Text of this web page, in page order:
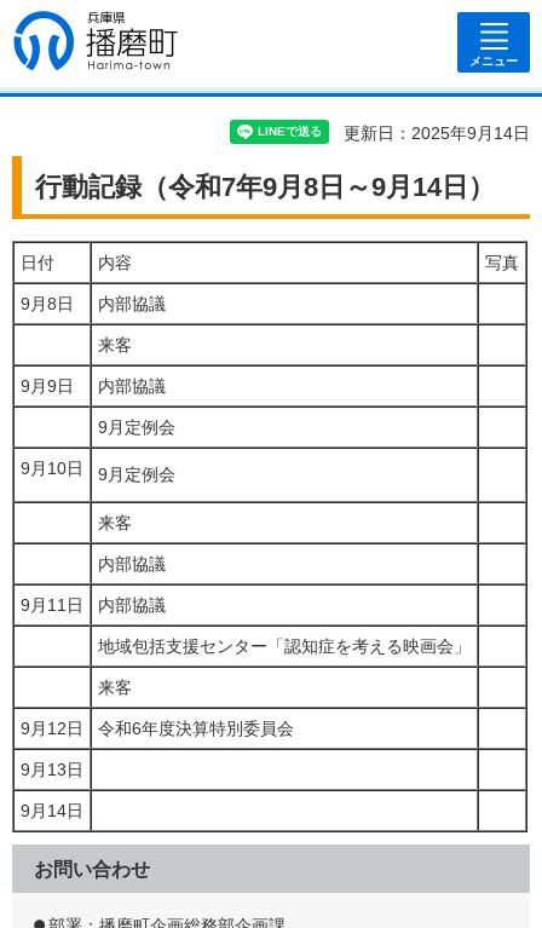
兵庫県 播磨
町
メニュー
更新日：2025年9月14日
行動記録（令和7年9月8日～9月14日）
日付 内容 写真
9月8日 内部協議
来客
9月9日 内部協議
9月定例会
9月10日 9月定例会
来客
内部協議
9月11日 内部協議
地域包括支援センター「認知症を考える映画会」
来客
9月12日 令和6年度決算特別委員会
9月13日
9月14日
お問い合わせ